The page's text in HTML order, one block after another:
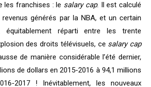
les franchises : le salary cap. Il est calculé
générés par la NBA, et un certain
équitablement réparti entre les trente
des droits télévisuels, ce salary cap
de manière considérable l’été dernier,
de dollars en 2015-2016 à 94,1 millions
2017 ! Inévitablement, les nouveaux